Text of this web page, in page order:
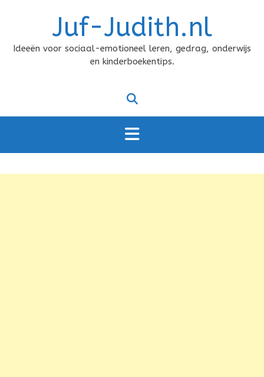
Juf-Judith.nl
Ideeën voor sociaal-emotioneel leren, gedrag, onderwijs
en kinderboekentips.